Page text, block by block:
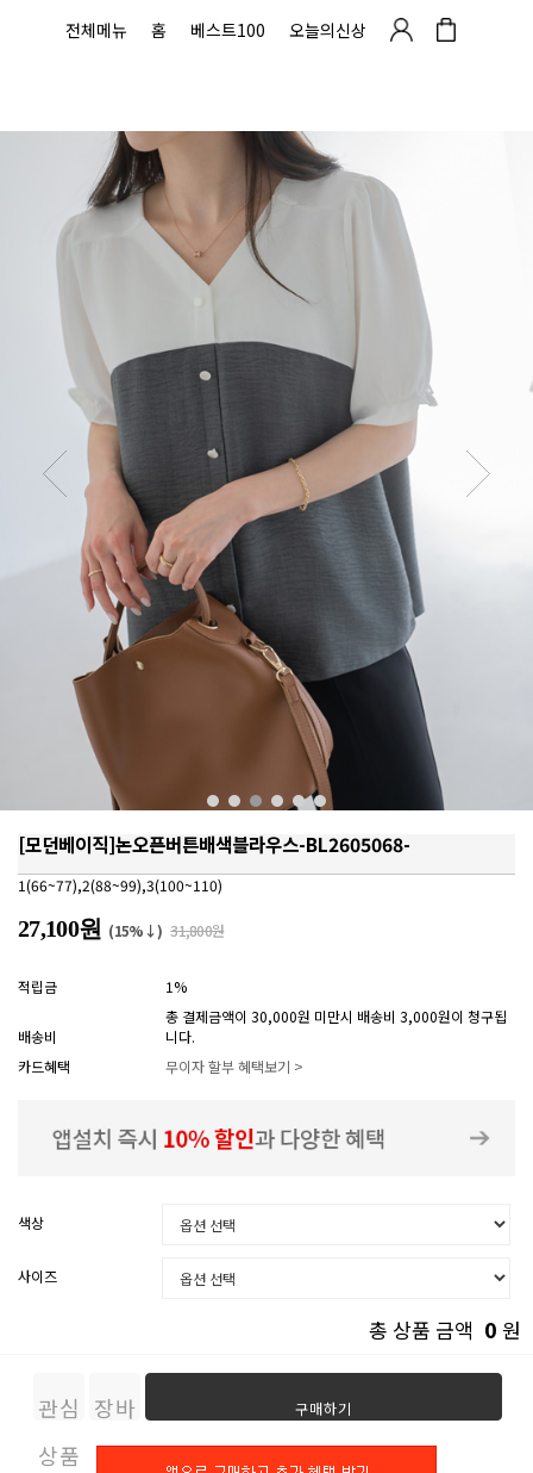
전체메뉴 홈 베스트100 오늘의신상
[모던베이직]논오픈버튼배색블라우스-BL2605068-
1(66~77),2(88~99),3(100~110)
27,100원 (15%↓) 31,800원
적립금 1%
배송비
총 결제금액이 30,000원 미만시 배송비 3,000원이 청구됩
니다.
카드혜택
무이자 할부 혜택보기 >
색상
사이즈
총 상품 금액 0 원
관심
상품
장바
구니
구매하기